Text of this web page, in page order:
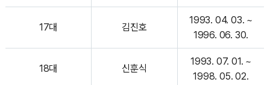
17대 김진호
1993. 04. 03. ~
1996. 06. 30.
18대 신훈식
1993. 07. 01. ~
1998. 05. 02.